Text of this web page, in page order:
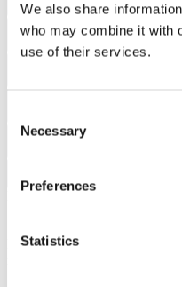
We also share
who may combine it with
use of their services.
Selection
Necessary
Preferences
Statistics
KONTAKTIEREN SIE UNS
Bitte füllen Sie Ihre Daten